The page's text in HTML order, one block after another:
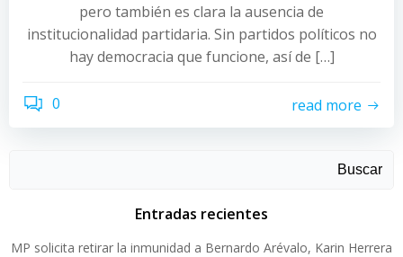
pero también es clara la ausencia de
institucionalidad partidaria. Sin partidos políticos no
hay democracia que funcione, así de […]
0 read more
Buscar
Entradas recientes
MP solicita retirar la inmunidad a Bernardo Arévalo, Karin Herrera